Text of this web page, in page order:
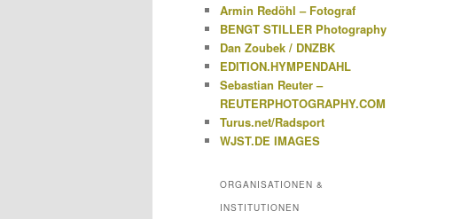
Armin Redöhl – Fotograf
BENGT STILLER Photography
Dan Zoubek / DNZBK
EDITION.HYMPENDAHL
Sebastian Reuter –
REUTERPHOTOGRAPHY.COM
Turus.net/Radsport
WJST.DE IMAGES
ORGANISATIONEN &
INSTITUTIONEN